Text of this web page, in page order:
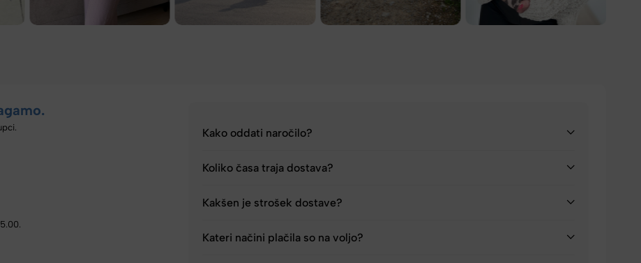
Kako oddati naročilo?
Koliko časa traja dostava?
Kakšen je strošek dostave?
Kateri načini plačila so na voljo?